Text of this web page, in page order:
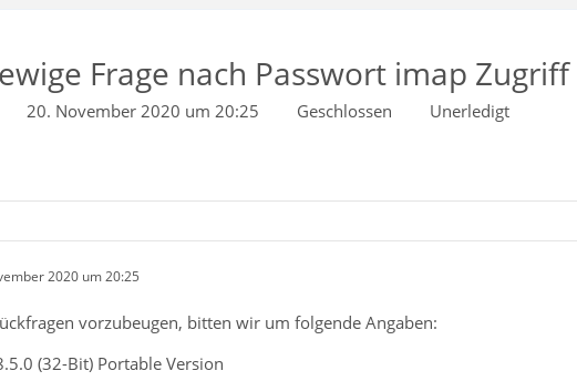
Frage nach Passwort imap Zugriff
20. November 2020 um 20:25 Geschlossen Unerledigt
2020 um 20:25
vorzubeugen, bitten wir um folgende Angaben:
(32-Bit) Portable Version